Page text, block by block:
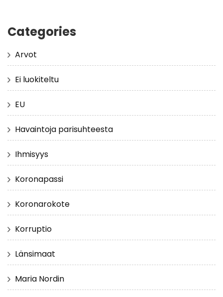
Categories
Arvot
Ei luokiteltu
EU
Havaintoja parisuhteesta
Ihmisyys
Koronapassi
Koronarokote
Korruptio
Länsimaat
Maria Nordin